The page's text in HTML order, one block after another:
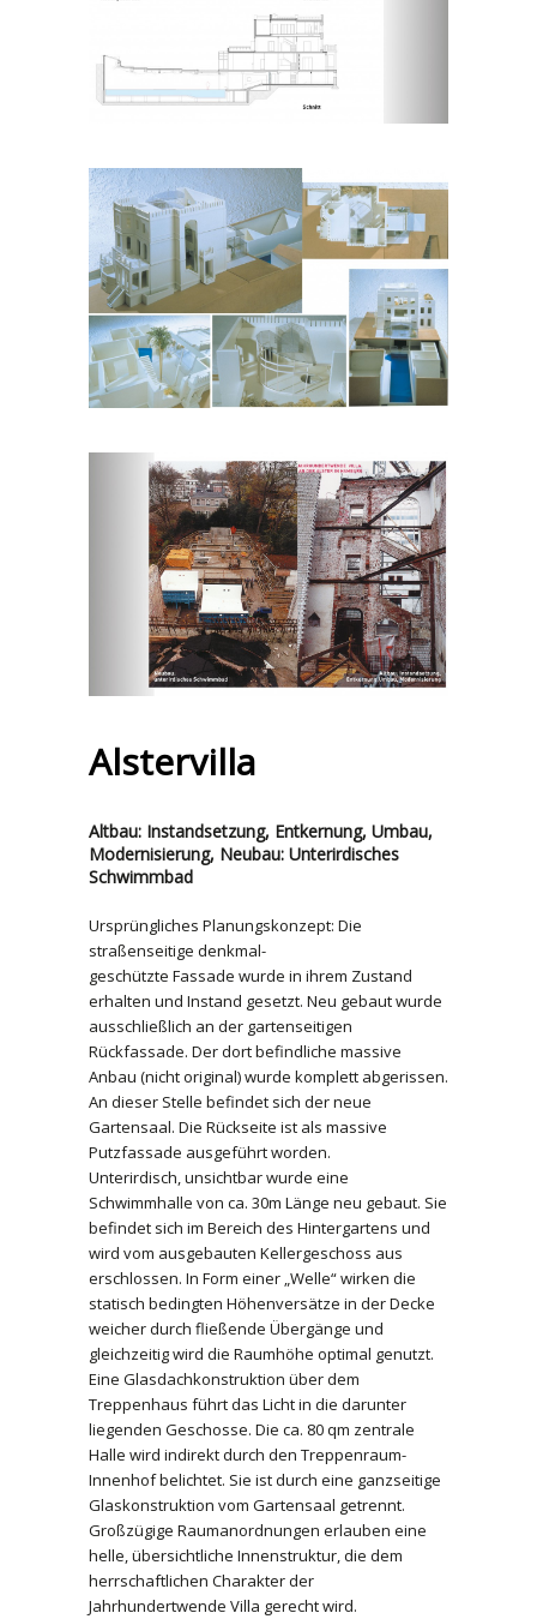
Alstervilla
Altbau: Instandsetzung, Entkernung, Umbau,
Modernisierung, Neubau: Unterirdisches
Schwimmbad
Ursprüngliches Planungskonzept: Die
straßenseitige denkmal-
geschützte Fassade wurde in ihrem Zustand
erhalten und Instand gesetzt. Neu gebaut wurde
ausschließlich an der gartenseitigen
Rückfassade. Der dort befindliche massive
Anbau (nicht original) wurde komplett abgerissen.
An dieser Stelle befindet sich der neue
Gartensaal. Die Rückseite ist als massive
Putzfassade ausgeführt worden.
Unterirdisch, unsichtbar wurde eine
Schwimmhalle von ca. 30m Länge neu gebaut. Sie
befindet sich im Bereich des Hintergartens und
wird vom ausgebauten Kellergeschoss aus
erschlossen. In Form einer „Welle“ wirken die
statisch bedingten Höhenversätze in der Decke
weicher durch fließende Übergänge und
gleichzeitig wird die Raumhöhe optimal genutzt.
Eine Glasdachkonstruktion über dem
Treppenhaus führt das Licht in die darunter
liegenden Geschosse. Die ca. 80 qm zentrale
Halle wird indirekt durch den Treppenraum-
Innenhof belichtet. Sie ist durch eine ganzseitige
Glaskonstruktion vom Gartensaal getrennt.
Großzügige Raumanordnungen erlauben eine
helle, übersichtliche Innenstruktur, die dem
herrschaftlichen Charakter der
Jahrhundertwende Villa gerecht wird.